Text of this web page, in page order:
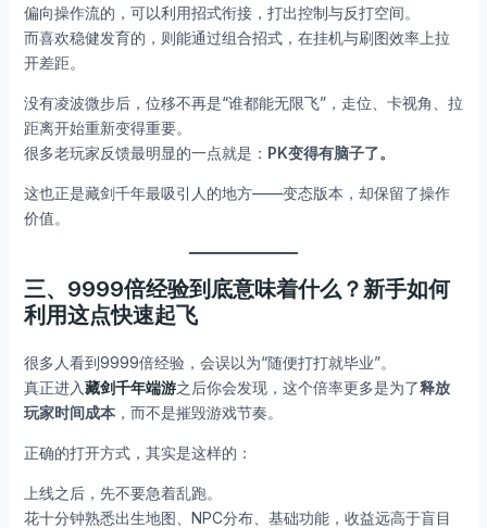
偏向操作流的，可以利用招式衔接，打出控制与反打空间。
而喜欢稳健发育的，则能通过组合招式，在挂机与刷图效率上拉
开差距。
没有凌波微步后，位移不再是“谁都能无限飞”，走位、卡视角、拉
距离开始重新变得重要。
很多老玩家反馈最明显的一点就是： PK变得有脑子了。
这也正是藏剑千年最吸引人的地方——变态版本，却保留了操作
价值。
三、9999倍经验到底意味着什么？新手如何
利用这点快速起飞
很多人看到9999倍经验，会误以为“随便打打就毕业”。
真正进入藏剑千年端游之后你会发现，这个倍率更多是为了释放
玩家时间成本，而不是摧毁游戏节奏。
正确的打开方式，其实是这样的：
上线之后，先不要急着乱跑。
花十分钟熟悉出生地图、NPC分布、基础功能，收益远高于盲目